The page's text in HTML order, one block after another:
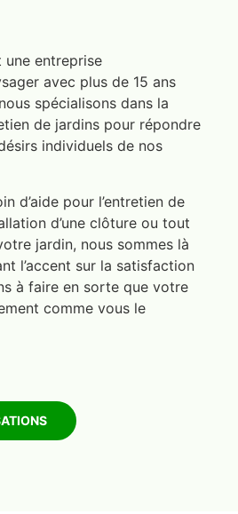
une entreprise
avec plus de 15 ans
spécialisons dans la
de jardins pour répondre
individuels de nos
d’aide pour l’entretien de
d’une clôture ou tout
jardin, nous sommes là
l’accent sur la satisfaction
à faire en sorte que votre
comme vous le